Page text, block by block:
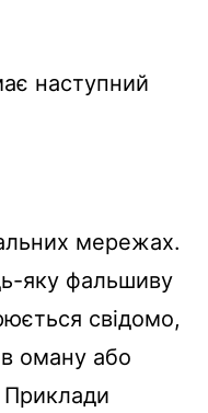
наступний
мережах.
яку фальшиву
свідомо,
оману або
Приклади